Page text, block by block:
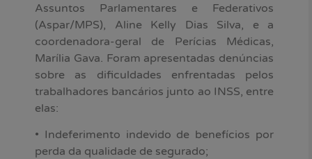
Assuntos Parlamentares e Federativos
(Aspar/MPS), Aline Kelly Dias Silva, e a
coordenadora-geral de Perícias Médicas,
Marília Gava. Foram apresentadas denúncias
sobre as dificuldades enfrentadas pelos
trabalhadores bancários junto ao INSS, entre
elas:
• Indeferimento indevido de benefícios por
perda da qualidade de segurado;